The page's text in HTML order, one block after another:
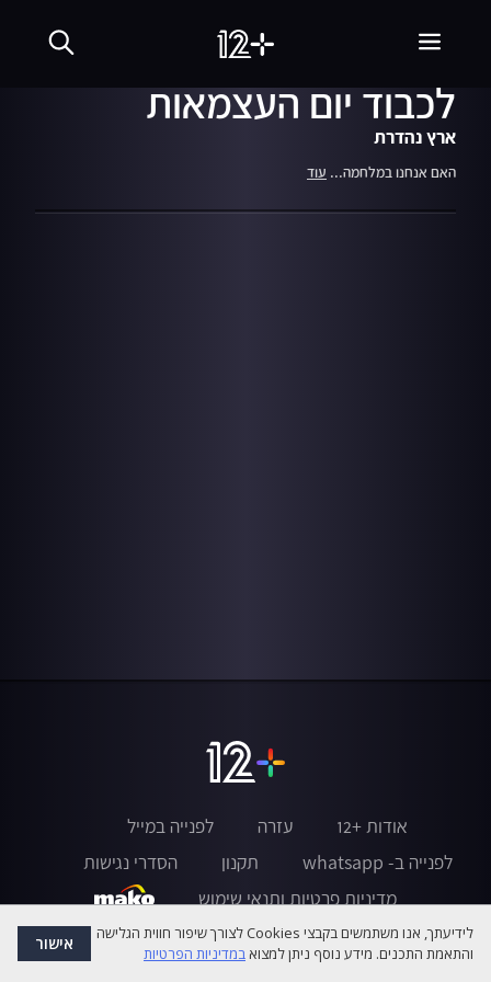
04.05.09
הודעת ראש הממשלה
לכבוד יום העצמאות
ארץ נהדרת
האם אנחנו במלחמה... עוד
אודות +12 עזרה
לפנייה במייל
לפנייה ב- whatsapp
תקנון
הסדרי נגישות
מדיניות פרטיות ותנאי שימוש
לידיעתך, אנו משתמשים בקבצי Cookies לצורך שיפור חווית הגלישה
והתאמת התכנים. מידע נוסף ניתן למצואבמדיניות הפרטיות אישור